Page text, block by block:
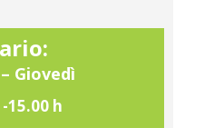
Giovedì
15.00 h